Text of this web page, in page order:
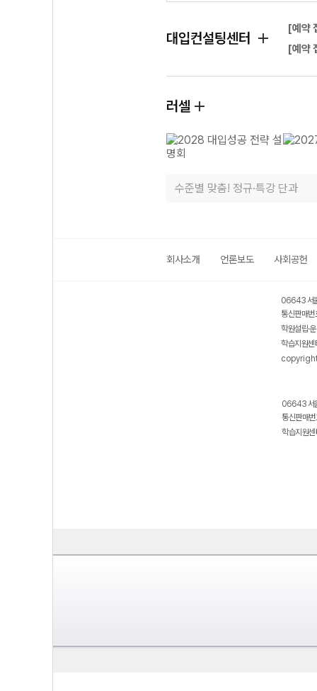
대입컨설팅센터
[예약
[예약
러셀
수준별 맞춤! 정규·특강 단과
회사소개 언론보도 사회공헌
06643 서
통신판매
학원설립·
학습지원
06643 서
통신판매
학습지원